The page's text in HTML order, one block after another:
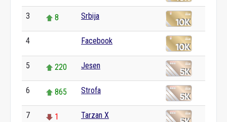
3 8 Srbija
4 Facebook
5 220 Jesen
6 865 Strofa
7 1 Tarzan X